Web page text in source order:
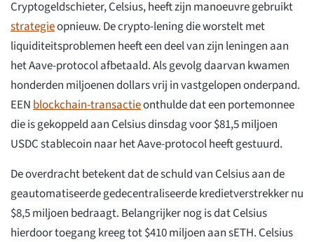
Cryptogeldschieter, Celsius, heeft zijn manoeuvre gebruikt
strategieopnieuw. De crypto-lening die worstelt met
liquiditeitsproblemen heeft een deel van zijn leningen aan
het Aave-protocol afbetaald. Als gevolg daarvan kwamen
honderden miljoenen dollars vrij in vastgelopen onderpand.
EENblockchain-transactieonthulde dat een portemonnee
die is gekoppeld aan Celsius dinsdag voor $81,5 miljoen
USDC stablecoin naar het Aave-protocol heeft gestuurd.
De overdracht betekent dat de schuld van Celsius aan de
geautomatiseerde gedecentraliseerde kredietverstrekker nu
$8,5 miljoen bedraagt. Belangrijker nog is dat Celsius
hierdoor toegang kreeg tot $410 miljoen aan sETH. Celsius